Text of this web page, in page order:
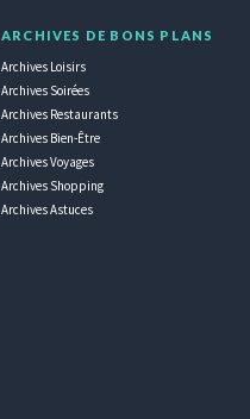
ARCHIVES DE BONS PLANS
Archives Loisirs
Archives Soirées
Archives Restaurants
Archives Bien-Être
Archives Voyages
Archives Shopping
Archives Astuces